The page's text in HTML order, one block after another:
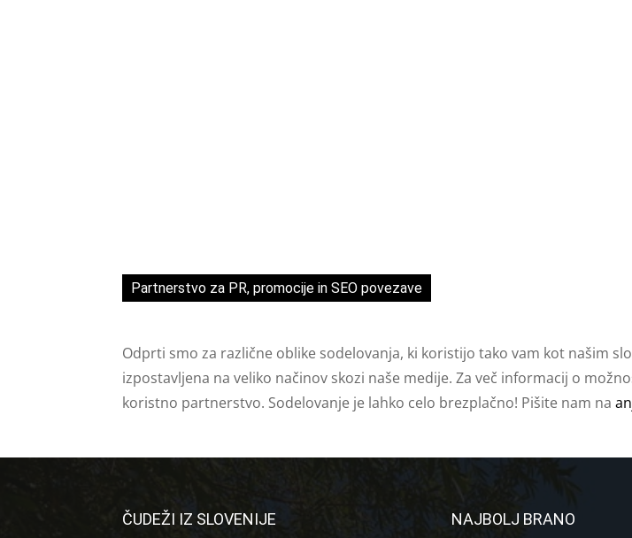
Partnerstvo za PR, promocije in SEO povezave
Odprti smo za različne oblike sodelovanja, ki koristijo tako vam kot našim
izpostavljena na veliko načinov skozi naše medije. Za več informacij o
koristno partnerstvo. Sodelovanje je lahko celo brezplačno! Pišite nam na
ČUDEŽI IZ SLOVENIJE NAJBOLJ BRANO